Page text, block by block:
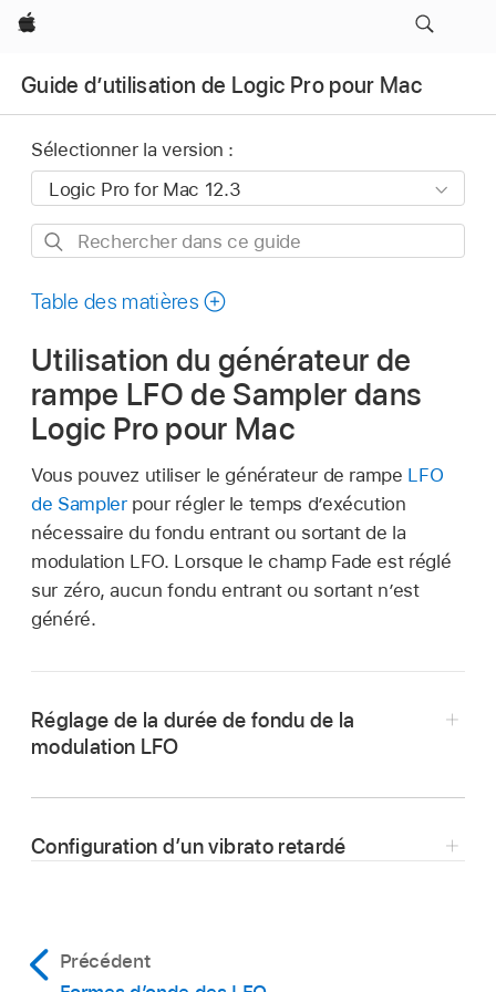
Apple
Guide d’utilisation de Logic Pro pour Mac
Sélectionner la version :
Rechercher
ce
Table des matières
Utilisation du générateur de
rampe LFO de Sampler dans
Logic Pro pour Mac
Vous pouvez utiliser le générateur de rampe LFO
de Samplerpour régler le temps d’exécution
nécessaire du fondu entrant ou sortant de la
modulation LFO. Lorsque le champ Fade est réglé
sur zéro, aucun fondu entrant ou sortant n’est
généré.
Réglage de la durée de fondu de la
modulation LFO
Pour introduire progressivement la
modulation :Cliquez sur le bouton Fade In, puis
supérieure à zéro.
Configuration d’un vibrato retardé
Précédent